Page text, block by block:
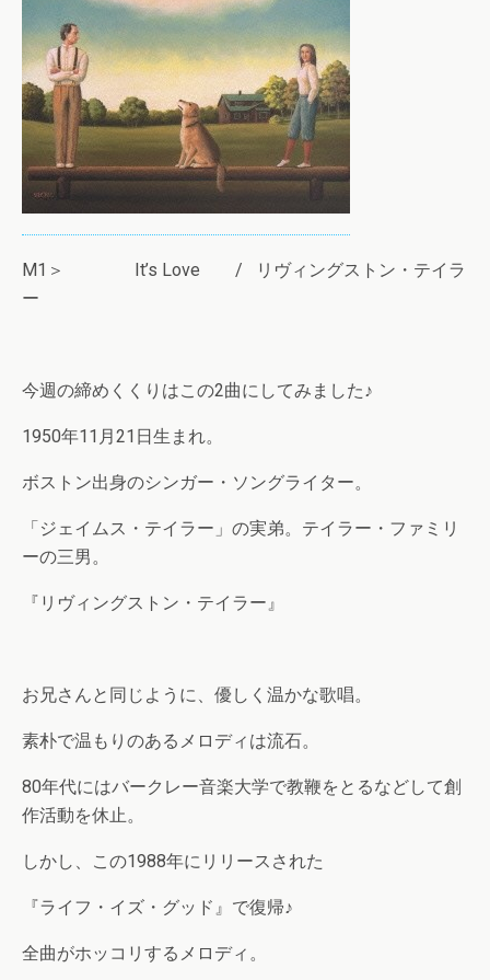
M1＞ It’s Love / リヴィングストン・テイラ
ー
今週の締めくくりはこの2曲にしてみました♪
1950年11月21日生まれ。
ボストン出身のシンガー・ソングライター。
「ジェイムス・テイラー」の実弟。テイラー・ファミリ
ーの三男。
『リヴィングストン・テイラー』
お兄さんと同じように、優しく温かな歌唱。
素朴で温もりのあるメロディは流石。
80年代にはバークレー音楽大学で教鞭をとるなどして創
作活動を休止。
しかし、この1988年にリリースされた
『ライフ・イズ・グッド』で復帰♪
全曲がホッコリするメロディ。